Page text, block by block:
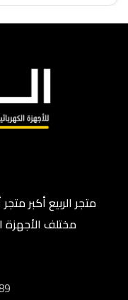
متجر الربيع أكبر
مختلف الأجهزة